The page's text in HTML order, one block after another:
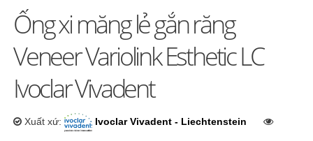
Ống xi măng lẻ gắn răng
Veneer Variolink Esthetic LC
Ivoclar Vivadent
Xuất xứ: Ivoclar Vivadent - Liechtenstein